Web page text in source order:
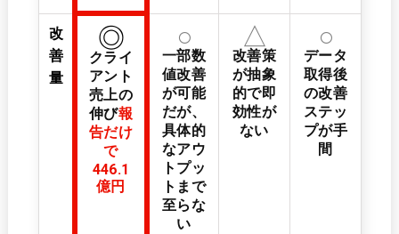
改
善
量
◎
クライ
アント
売上の
伸び報
告だけ
で
446.1
億円
○
一部数
値改善
が可能
だが、
具体的
なアウ
トプッ
トまで
至らな
い
△
改善策
が抽象
的で即
効性が
ない
○
データ
取得後
の改善
ステッ
プが手
間